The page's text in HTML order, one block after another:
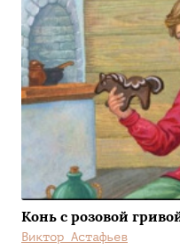
Конь с розовой
Виктор Астафьев